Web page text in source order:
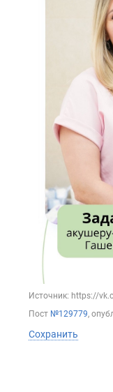
Источник: https://
Пост №129779,
Сохранить